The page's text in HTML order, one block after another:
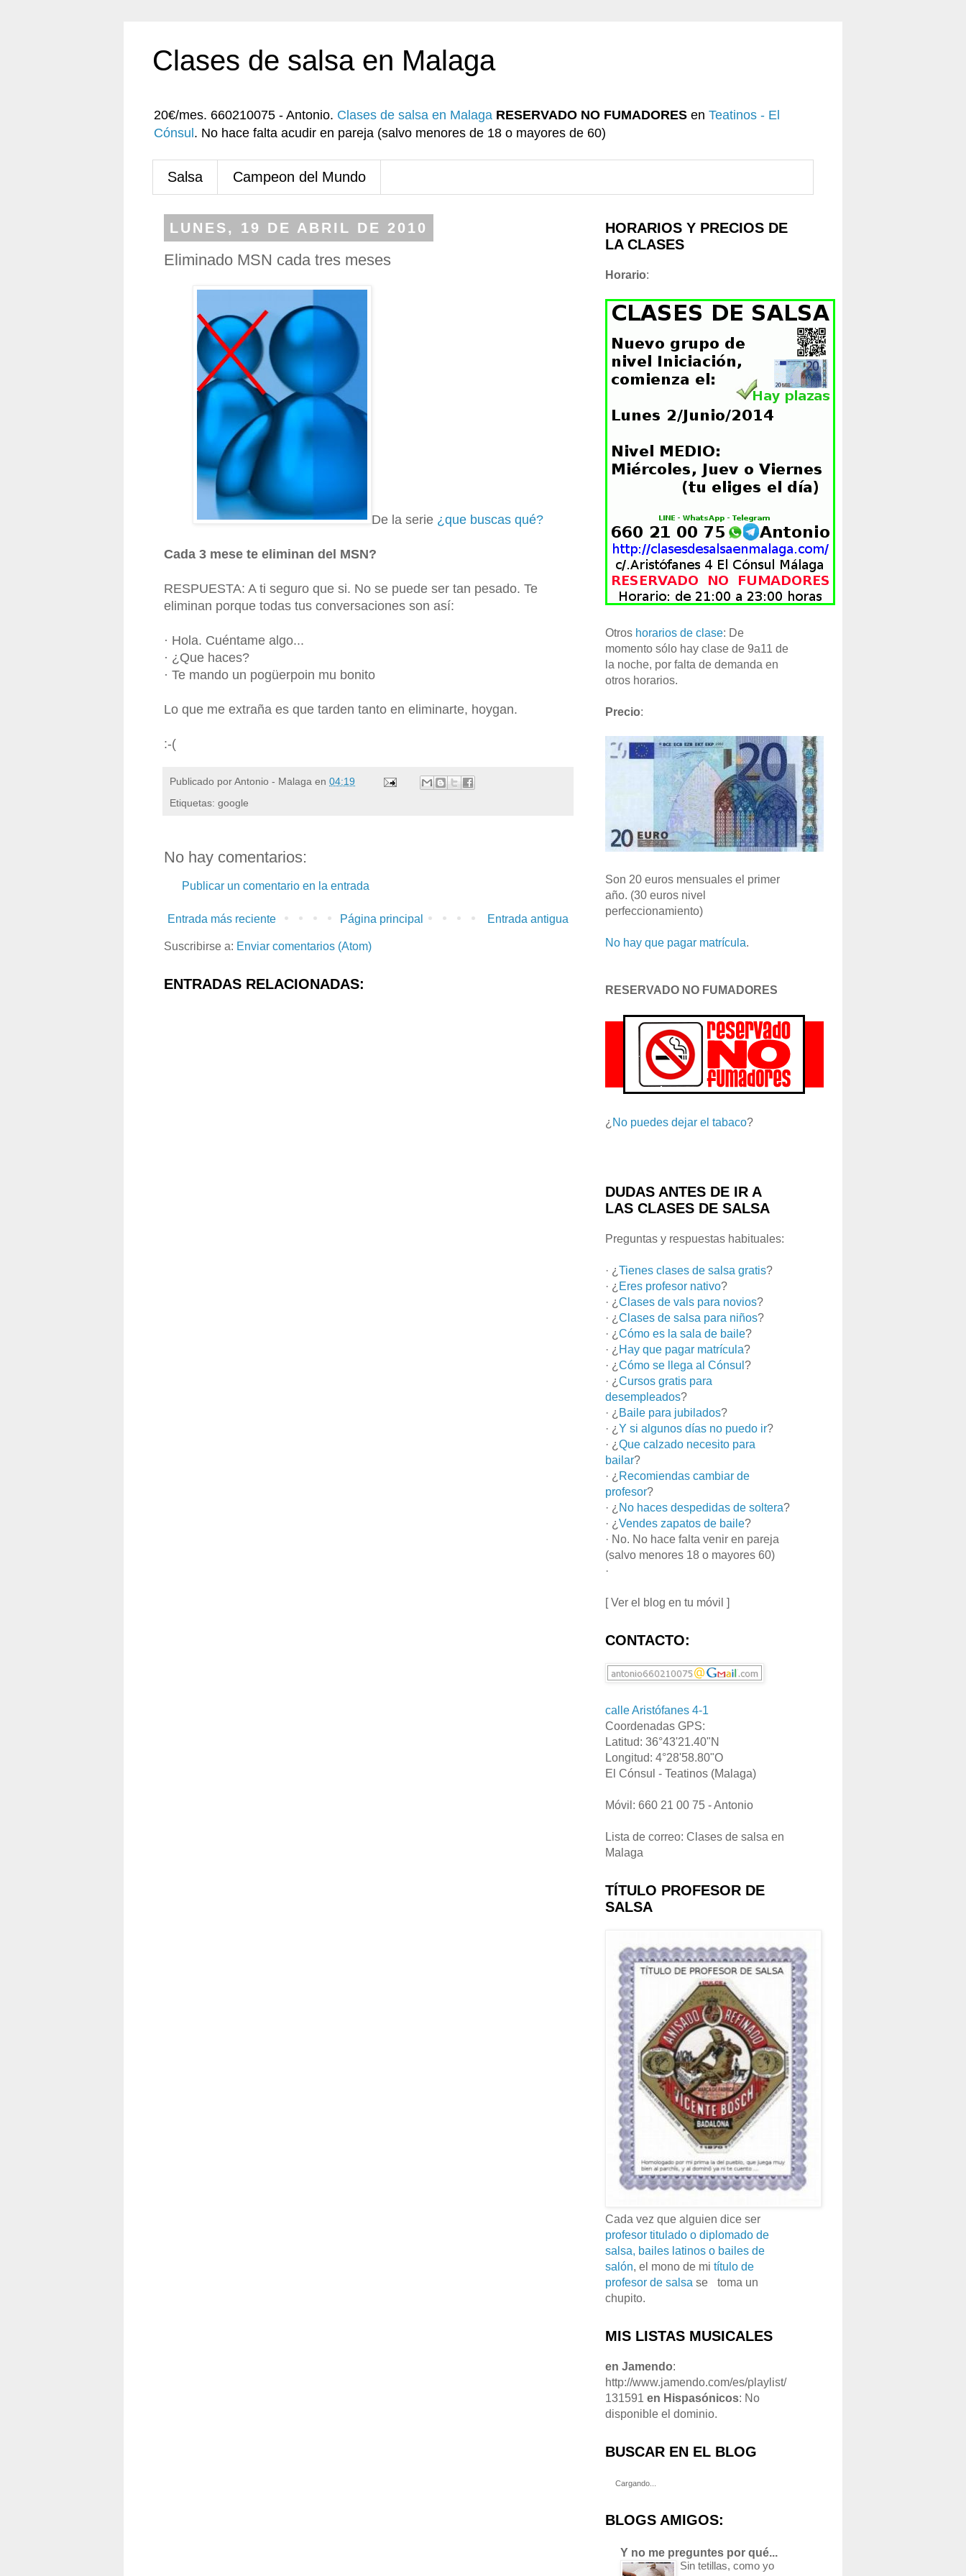
Clases de salsa en Malaga
20€/mes. 660210075 - Antonio. Clases de salsa en Malaga RESERVADO NO FUMADORES en Teatinos - El
Cónsul . No hace falta acudir en pareja (salvo menores de 18 o mayores de 60)
Salsa Campeon del Mundo
LUNES, 19 DE ABRIL DE 2010
Eliminado MSN cada tres meses
De la serie ¿que buscas qué?
Cada 3 mese te eliminan del MSN?
RESPUESTA: A ti seguro que si. No se puede ser tan pesado. Te
eliminan porque todas tus conversaciones son así:
· Hola. Cuéntame algo...
· ¿Que haces?
· Te mando un pogüerpoin mu bonito
Lo que me extraña es que tarden tanto en eliminarte, hoygan.
:-(
Publicado porAntonio - Malaga en 04:19
Etiquetas: google
No hay comentarios:
Publicar un comentario en la entrada
Entrada más reciente Entrada antigua
Página principal
Suscribirse a: Enviar comentarios (Atom)
ENTRADAS RELACIONADAS:
HORARIOS Y PRECIOS DE
LA CLASES
Horario:
Otros horarios de clase: De
momento sólo hay clase de 9a11 de
la noche, por falta de demanda en
otros horarios.
Precio:
Son 20 euros mensuales el primer
año. (30 euros nivel
perfeccionamiento)
No hay que pagar matrícula.
RESERVADO NO FUMADORES
¿ No puedes dejar el tabaco?
DUDAS ANTES DE IR A
LAS CLASES DE SALSA
Preguntas y respuestas habituales:
· ¿ Tienes clases de salsa gratis?
· ¿ Eres profesor nativo?
· ¿ Clases de vals para novios?
· ¿ Clases de salsa para niños?
· ¿ Cómo es la sala de baile?
· ¿ Hay que pagar matrícula?
· ¿ Cómo se llega al Cónsul ?
· ¿ Cursos gratis para
desempleados?
· ¿ Baile para jubilados?
· ¿ Y si algunos días no puedo ir?
· ¿ Que calzado necesito para
bailar?
· ¿ Recomiendas cambiar de
profesor?
· ¿ No haces despedidas de soltera?
· ¿ Vendes zapatos de baile?
· No. No hace falta venir en pareja
(salvo menores 18 o mayores 60)
·
[ Ver el blog en tu móvil ]
CONTACTO:
calle Aristófanes 4-1
Coordenadas GPS:
Latitud: 36°43'21.40"N
Longitud: 4°28'58.80"O
El Cónsul - Teatinos (Malaga)
Móvil: 660 21 00 75 - Antonio
Lista de correo: Clases de salsa en
Malaga
TÍTULO PROFESOR DE
SALSA
Cada vez que alguien dice ser
profesor titulado o diplomado de
salsa, bailes latinos o bailes de
salón, el mono de mi título de
profesor de salsa se
toma un
chupito.
MIS LISTAS MUSICALES
en Jamendo:
http://www.jamendo.com/es/playlist/
131591 en Hispasónicos: No
disponible el dominio.
BUSCAR EN EL BLOG
Cargando...
BLOGS AMIGOS:
Y no me preguntes por qué...
Sin tetillas, como yo